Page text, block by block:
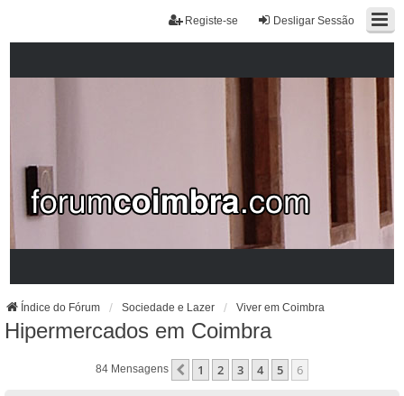
Desligar Sessão
Registe-se
Índice do Fórum Sociedade e Lazer Viver em Coimbra
Hipermercados em Coimbra
84 Mensagens Anterior
1 2 3 4 5 6